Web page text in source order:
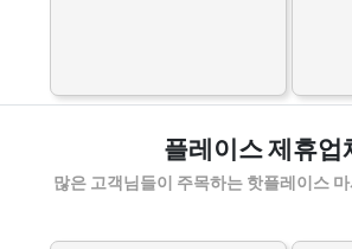
플레이스 제휴업
많은 고객님들이 주목하는 핫플레이스